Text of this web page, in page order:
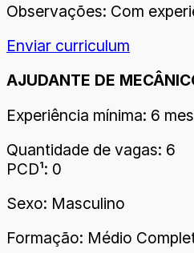
Observações: Com
Enviar curriculum
AJUDANTE DE
Experiência mínima: 6
Quantidade de vagas: 6
PCD¹: 0
Sexo: Masculino
Formação: Médio